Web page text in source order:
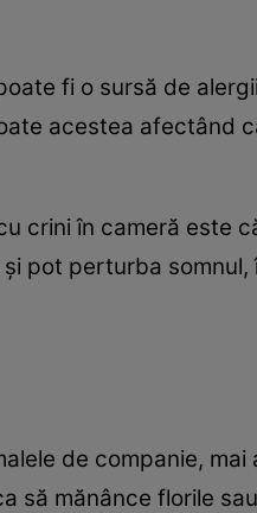
fi o sursă de
acestea afectând
crini în cameră este
pot perturba
de companie,
să mănânce florile